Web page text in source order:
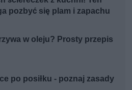
pozbyć się plam i zapachu
w oleju? Prosty przepis
po posiłku - poznaj zasady